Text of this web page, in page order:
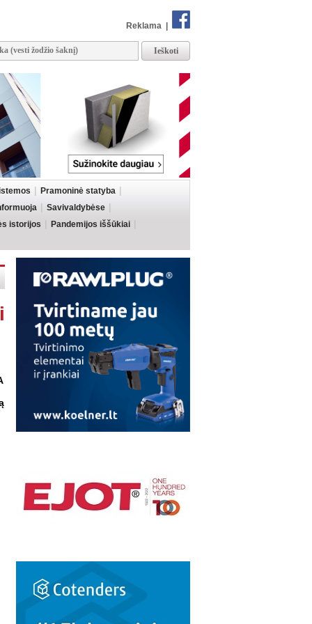
Reklama
Pramoninė statyba
Savivaldybėse
istorijos
Pandemijos iššūkiai